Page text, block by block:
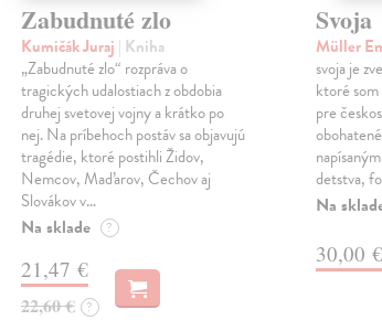
Zabudnuté zlo
Kumičák Juraj | Kniha
„Zabudnuté zlo“ rozpráva o
tragických udalostiach z obdobia
druhej svetovej vojny a krátko po
nej. Na príbehoch postáv sa objavujú
tragédie, ktoré postihli Židov,
Nemcov, Maďarov, Čechov aj
Slovákov v…
Na sklade ?
21,47 €
22,60 € ?
Svoja
Müller
svoja je
ktoré
pre
detstva,
Na
30,00 €